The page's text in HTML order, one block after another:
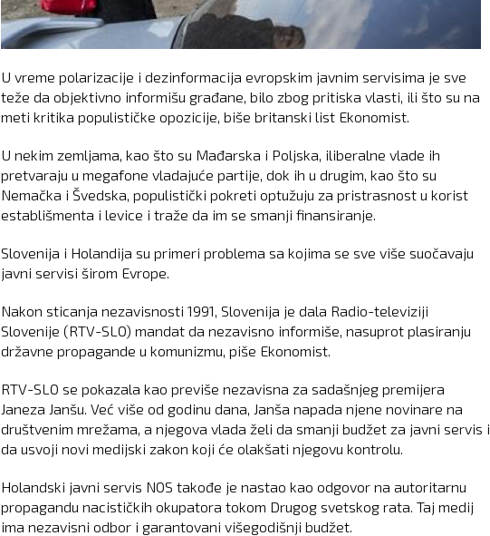
U vreme polarizacije i dezinformacija evropskim javnim servisima je sve
teže da objektivno informišu građane, bilo zbog pritiska vlasti, ili što su na
meti kritika populističke opozicije, biše britanski list Ekonomist.
U nekim zemljama, kao što su Mađarska i Poljska, iliberalne vlade ih
pretvaraju u megafone vladajuće partije, dok ih u drugim, kao što su
Nemačka i Švedska, populistički pokreti optužuju za pristrasnost u korist
establišmenta i levice i traže da im se smanji finansiranje.
Slovenija i Holandija su primeri problema sa kojima se sve više suočavaju
javni servisi širom Evrope.
Nakon sticanja nezavisnosti 1991, Slovenija je dala Radio-televiziji
Slovenije (RTV-SLO) mandat da nezavisno informiše, nasuprot plasiranju
državne propagande u komunizmu, piše Ekonomist.
RTV-SLO se pokazala kao previše nezavisna za sadašnjeg premijera
Janeza Janšu. Već više od godinu dana, Janša napada njene novinare na
društvenim mrežama, a njegova vlada želi da smanji budžet za javni servis i
da usvoji novi medijski zakon koji će olakšati njegovu kontrolu.
Holandski javni servis NOS takođe je nastao kao odgovor na autoritarnu
propagandu nacističkih okupatora tokom Drugog svetskog rata. Taj medij
ima nezavisni odbor i garantovani višegodišnji budžet.